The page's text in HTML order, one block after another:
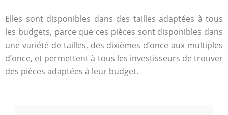
Elles sont disponibles dans des tailles adaptées à tous
les budgets, parce que ces pièces sont disponibles dans
une variété de tailles, des dixièmes d’once aux multiples
d’once, et permettent à tous les investisseurs de trouver
des pièces adaptées à leur budget.